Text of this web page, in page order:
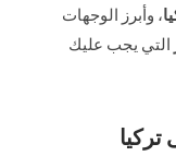
، وأبرز الوجهات
التي يجب عليك